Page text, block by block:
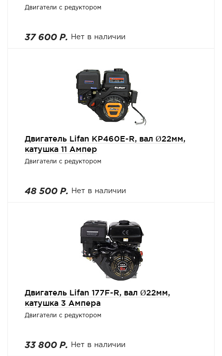
Двигатели с редуктором
37 600 Р. Нет в наличии
Двигатель Lifan KP460E-R, вал Ø22мм,
катушка 11 Ампер
Двигатели с редуктором
48 500 Р. Нет в наличии
Двигатель Lifan 177F-R, вал Ø22мм,
катушка 3 Ампера
Двигатели с редуктором
33 800 Р. Нет в наличии